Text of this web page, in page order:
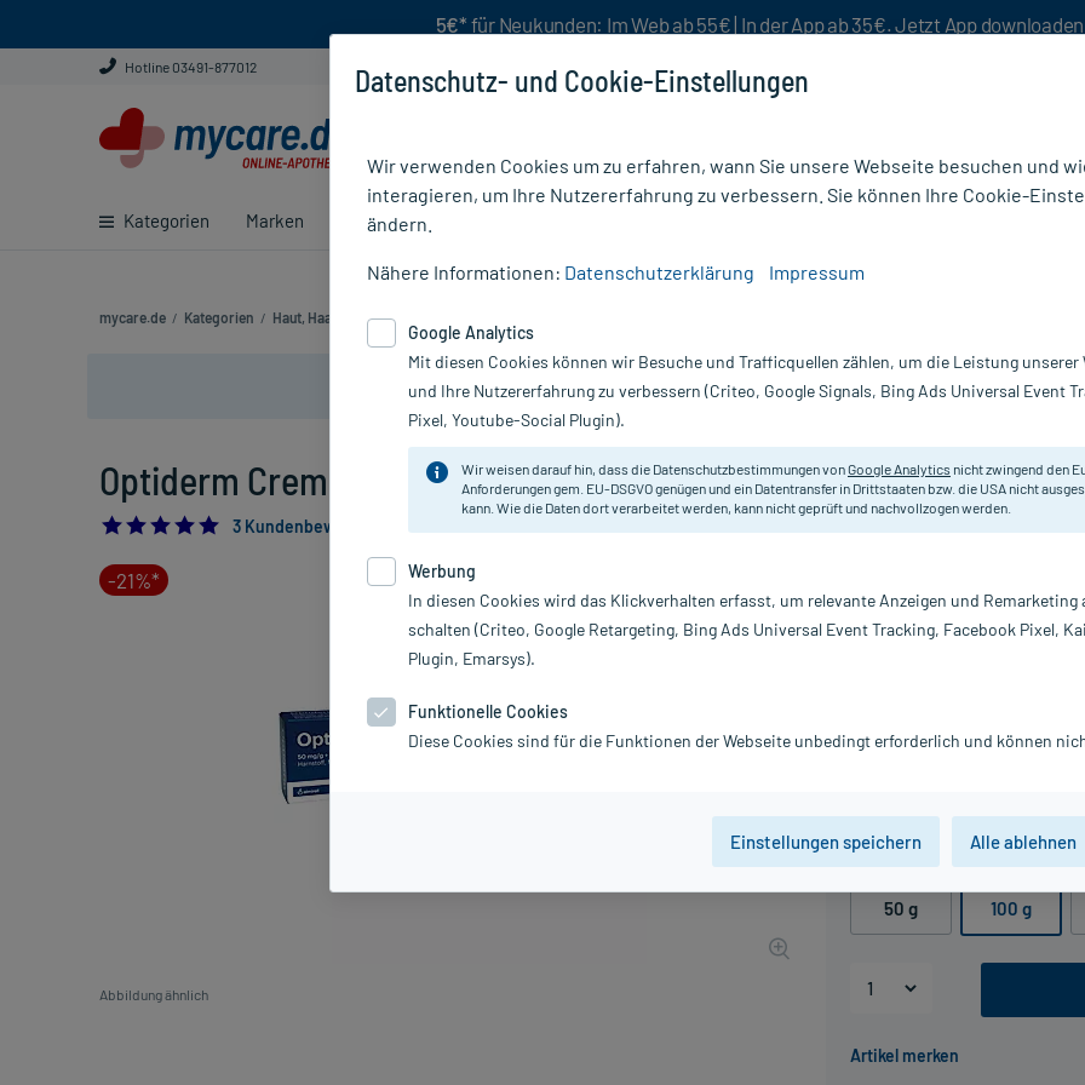
5€* für Neukunden: Im Web ab 55€ | In der App ab 35€. Jetzt App downloaden
Hotline 03491-877012
Kategorien Marken Ratgeber
mycare.de / Kategorien / Haut, Haare & Nägel
Nur für kurze Zeit:Gratis-Versand* ab 19€ Mindestbestellwert!
Optiderm Creme, 100 g
5.0
3 Kundenbewertungen*
-21%*
Abbildung ähnlich
16,58 € UVP 21,25 € 166
Packungseinheit
50 g 100 g
Almirall Hermal
Zur unterstützenden Behandlung
PZN:
Hersteller:
Datenschutz- und Cookie-Einstellungen
Wir verwenden Cookies um zu erfahren, wann Sie unsere Webseite besuchen und
interagieren, um Ihre Nutzererfahrung zu verbessern. Sie können Ihre Cookie-
ändern.
Nähere Informationen: Datenschutzerklärung Impressum
Google Analytics
Mit diesen Cookies können wir Besuche und Trafficquellen zählen, um die Leistung unserer
und Ihre Nutzererfahrung zu verbessern (Criteo, Google Signals, Bing Ads Universal Event
Pixel, Youtube-Social Plugin).
Wir weisen darauf hin, dass die Datenschutzbestimmungen vonGoogle Analytics nicht zwingend den
Anforderungen gem. EU-DSGVO genügen und ein Datentransfer in Drittstaaten bzw. die USA nicht
kann. Wie die Daten dort verarbeitet werden, kann nicht geprüft und nachvollzogen werden.
Werbung
In diesen Cookies wird das Klickverhalten erfasst, um relevante Anzeigen und Remarketing
schalten (Criteo, Google Retargeting, Bing Ads Universal Event Tracking, Facebook Pixel,
Plugin, Emarsys).
Funktionelle Cookies
Diese Cookies sind für die Funktionen der Webseite unbedingt erforderlich und können
Einstellungen speichern Alle ablehnen